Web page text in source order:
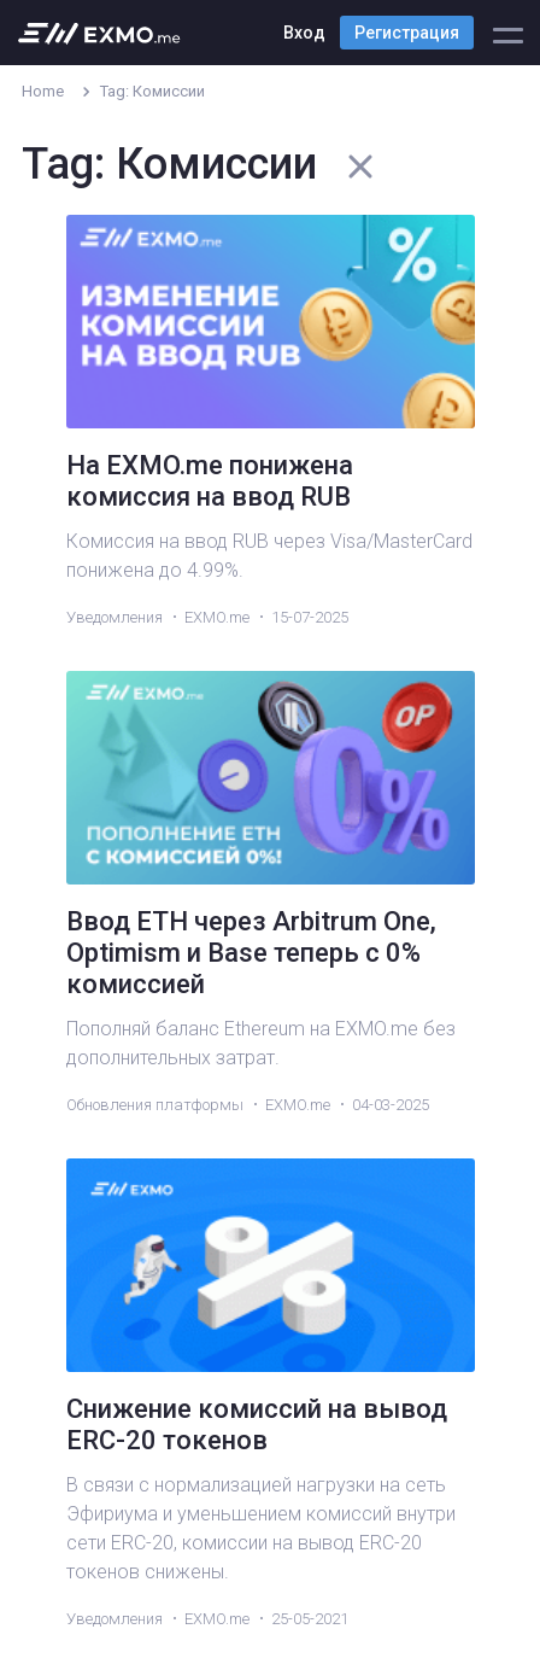
Вход Регистрация
Home Tag: Комиссии
Tag: Комиссии
На EXMO.me понижена
комиссия на ввод RUB
Комиссия на ввод RUB через Visa/MasterCard
понижена до 4.99%.
Уведомления EXMO.me 15-07-2025
Ввод ETH через Arbitrum One,
Optimism и Base теперь с 0%
комиссией
Пополняй баланс Ethereum на EXMO.me без
дополнительных затрат.
Обновления платформы EXMO.me 04-03-2025
Снижение комиссий на вывод
ERC-20 токенов
В связи с нормализацией нагрузки на сеть
Эфириума и уменьшением комиссий внутри
сети ERC-20, комиссии на вывод ERC-20
токенов снижены.
Уведомления EXMO.me 25-05-2021